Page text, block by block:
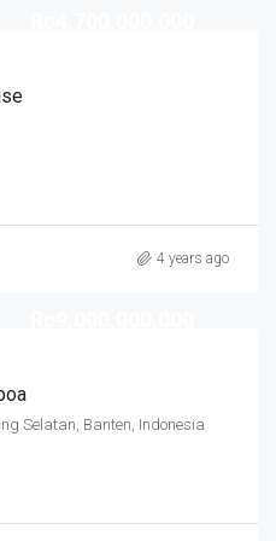
4 years ago
Selatan, Banten, Indonesia